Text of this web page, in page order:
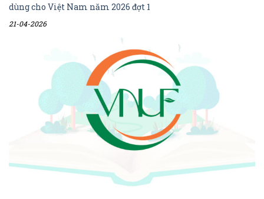
dùng cho Việt Nam năm 2026 đợt 1
21-04-2026